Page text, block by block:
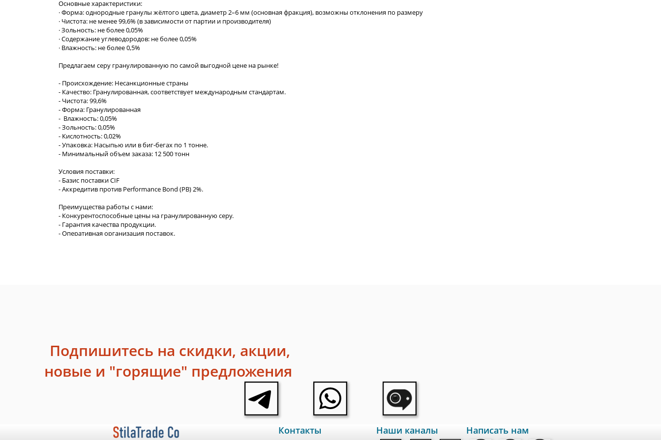
Основные характеристики:
· Форма: однородные гранулы жёлтого цвета, диаметр 2–6 мм (основная фракция), возможны отклонения по размеру
· Чистота: не менее 99,6% (в зависимости от партии и производителя)
· Зольность: не более 0,05%
· Содержание углеводородов: не более 0,05%
· Влажность: не более 0,5%
Предлагаем серу гранулированную по самой выгодной цене на рынке!
- Происхождение: Несанкционные страны
- Качество: Гранулированная, соответствует международным стандартам.
- Чистота: 99,6%
- Форма: Гранулированная
- Влажность: 0,05%
- Зольность: 0,05%
- Кислотность: 0,02%
- Упаковка: Насыпью или в биг-бегах по 1 тонне.
- Минимальный объем заказа: 12 500 тонн
Условия поставки:
- Базис поставки CIF
- Аккредитив против Performance Bond (PB) 2%.
Преимущества работы с нами:
- Конкурентоспособные цены на гранулированную серу.
- Гарантия качества продукции.
- Оперативная организация поставок.
Подпишитесь на скидки, акции,
новые и "горящие" предложения
Контакты Наши каналы Написать нам